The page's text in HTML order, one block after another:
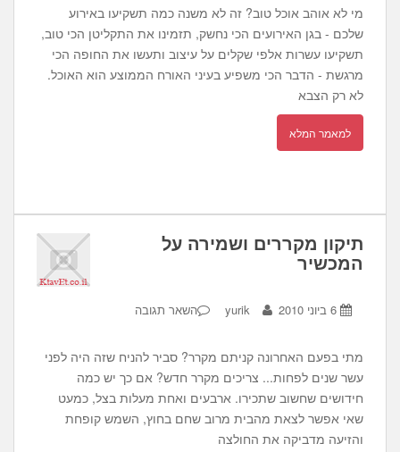
מי לא אוהב אוכל טוב? זה לא משנה כמה תשקיעו באירוע
שלכם - בגן האירועים הכי נחשק, תזמינו את התקליטן הכי טוב,
תשקיעו עשרות אלפי שקלים על עיצוב ותעשו את החופה הכי
מרגשת - הדבר הכי משפיע בעיני האורח הממוצע הוא האוכל.
לא רק הצבא
למאמר המלא
תיקון מקררים ושמירה על
המכשיר
6 ביוני 2010 yurik השאר תגובה
מתי בפעם האחרונה קניתם מקרר? סביר להניח שזה היה לפני
עשר שנים לפחות... צריכים מקרר חדש? אם כך יש כמה
חידושים שחשוב שתכירו. ארבעים ואחת מעלות בצל, כמעט
שאי אפשר לצאת מהבית מרוב שחם בחוץ, השמש קופחת
והזיעה מדביקה את החולצה